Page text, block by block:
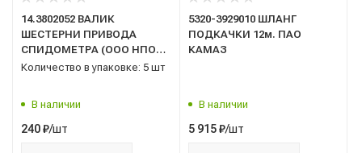
14.3802052 ВАЛИК
ШЕСТЕРНИ ПРИВОДА
СПИДОМЕТРА (ООО НПО
"Механика")
Количество в упаковке: 5 шт
В наличии
240₽/шт
5320-3929010 ШЛАНГ
ПОДКАЧКИ 12м. ПАО
КАМАЗ
В наличии
5 915₽/шт